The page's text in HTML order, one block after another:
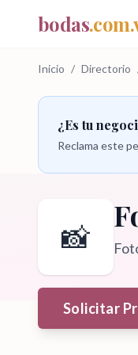
bodas
Inicio / Directorio
¿Es tu
Reclama este
📸
Solicitar